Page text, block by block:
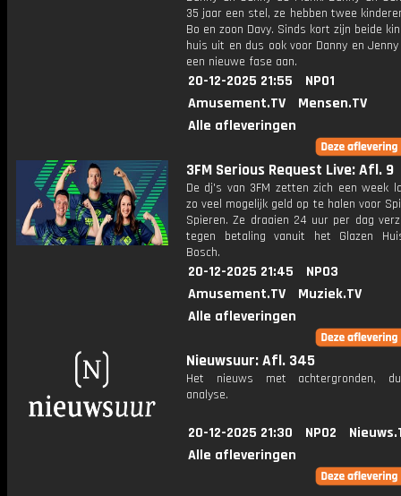
35 jaar een stel, ze hebben twee
Bo en zoon Davy. Sinds kort zijn beide
huis uit en dus ook voor Danny en
een nieuwe fase aan.
20-12-2025 21:55
NPO1
Amusement.TV
Mensen.TV
Alle afleveringen
3FM Serious Request Live: Afl. 9
De dj's van 3FM zetten zich een week
zo veel mogelijk geld op te halen voor
Spieren. Ze draaien 24 uur per dag
tegen betaling vanuit het Glazen
Bosch.
20-12-2025 21:45
NPO3
Amusement.TV
Muziek.TV
Alle afleveringen
Nieuwsuur: Afl. 345
Het nieuws met achtergronden,
analyse.
20-12-2025 21:30 NPO2
Alle afleveringen